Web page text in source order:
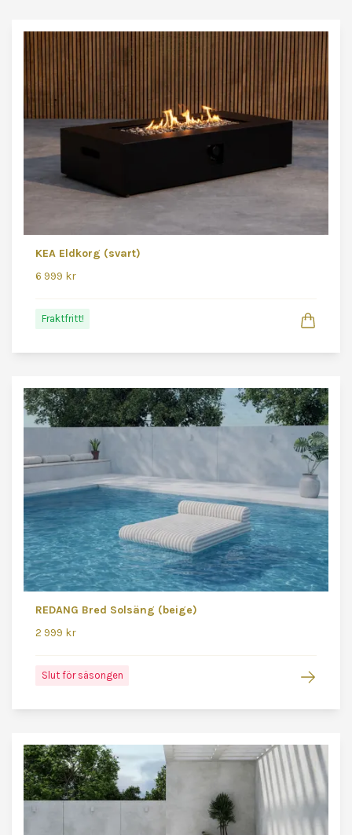
KEA Eldkorg (svart)
6 999 kr
Fraktfritt!
REDANG Bred Solsäng (beige)
2 999 kr
Slut för säsongen